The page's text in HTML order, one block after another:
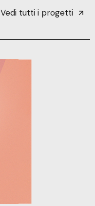
Vedi tutti i progetti